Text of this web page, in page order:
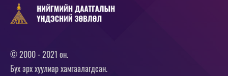
© 2000 - 2021 он.
Бүх эрх хуулиар хамгаалагдсан.